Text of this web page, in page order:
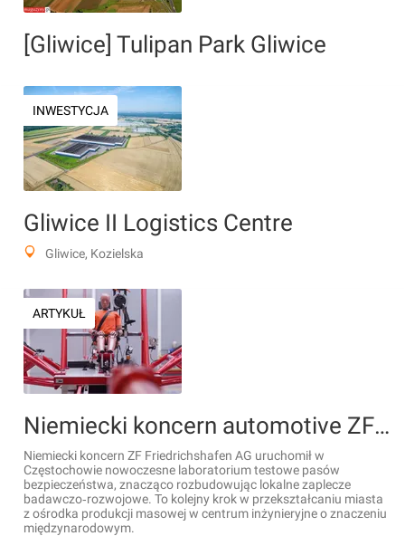
[Gliwice] Tulipan Park Gliwice
INWESTYCJA
Gliwice II Logistics Centre
Gliwice, Kozielska
ARTYKUŁ
Niemiecki koncern automotive ZF otwiera nowe laboratorium w Częstochowie. Miasto wzmacnia pozycję w globalnej branży systemów bezpieczeństwa
Niemiecki koncern ZF Friedrichshafen AG uruchomił w
Częstochowie nowoczesne laboratorium testowe pasów
bezpieczeństwa, znacząco rozbudowując lokalne zaplecze
badawczo‑rozwojowe. To kolejny krok w przekształcaniu miasta
z ośrodka produkcji masowej w centrum inżynieryjne o znaczeniu
międzynarodowym.